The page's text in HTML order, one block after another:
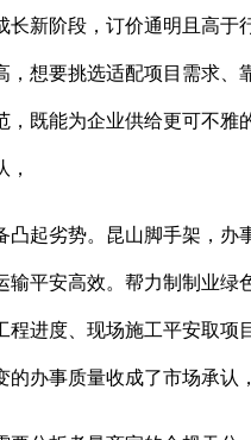
阶段，订价通明且高于
想要挑选适配项目需求
既能为企业供给更可不
劣势。昆山脚手架，办
平安高效。帮力制制业
进度、现场施工平安取
办事质量收成了市场承认